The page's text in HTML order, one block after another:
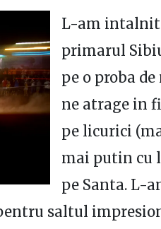
L-am intalnit
primarul
pe o proba
ne atrage in
pe licurici
mai putin cu
pe Santa. L-
saltul